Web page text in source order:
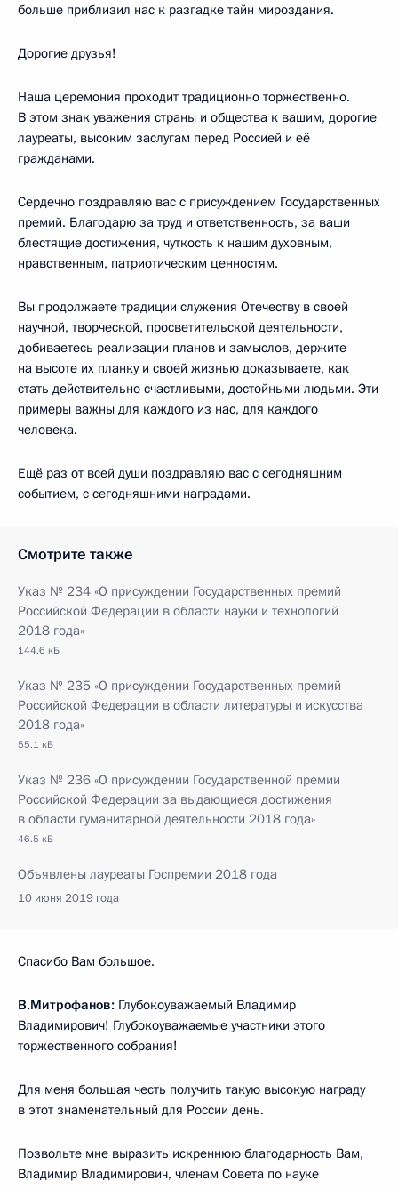
больше приблизил нас к разгадке тайн мироздания.
Дорогие друзья!
Наша церемония проходит традиционно торжественно.
В этом знак уважения страны и общества к вашим, дорогие
лауреаты, высоким заслугам перед Россией и её
гражданами.
Сердечно поздравляю вас с присуждением Государственных
премий. Благодарю за труд и ответственность, за ваши
блестящие достижения, чуткость к нашим духовным,
нравственным, патриотическим ценностям.
Вы продолжаете традиции служения Отечеству в своей
научной, творческой, просветительской деятельности,
добиваетесь реализации планов и замыслов, держите
на высоте их планку и своей жизнью доказываете, как
стать действительно счастливыми, достойными людьми. Эти
примеры важны для каждого из нас, для каждого
человека.
Ещё раз от всей души поздравляю вас с сегодняшним
событием, с сегодняшними наградами.
Смотрите также
Указ № 234 «О присуждении Государственных премий
Российской Федерации в области науки и технологий
2018 года»
144.6 кБ
Указ № 235 «О присуждении Государственных премий
Российской Федерации в области литературы и искусства
2018 года»
55.1 кБ
Указ № 236 «О присуждении Государственной премии
Российской Федерации за выдающиеся достижения
в области гуманитарной деятельности 2018 года»
46.5 кБ
Объявлены лауреаты Госпремии 2018 года
10 июня 2019 года
Спасибо Вам большое.
В.Митрофанов: Глубокоуважаемый Владимир
Владимирович! Глубокоуважаемые участники этого
торжественного собрания!
Для меня большая честь получить такую высокую награду
в этот знаменательный для России день.
Позвольте мне выразить искреннюю благодарность Вам,
Владимир Владимирович, членам Совета по науке